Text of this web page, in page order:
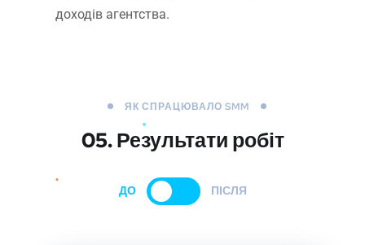
доходів агентства.
ЯК СПРАЦЮВАЛО SMM
05. Результати робіт
ДО ПІСЛЯ